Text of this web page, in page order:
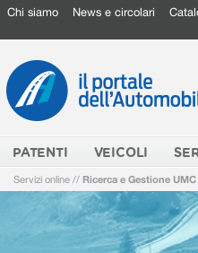
Chi siamo News e circolari
PATENTI VEICOLI
Servizi online // Ricerca e Gestione UMC